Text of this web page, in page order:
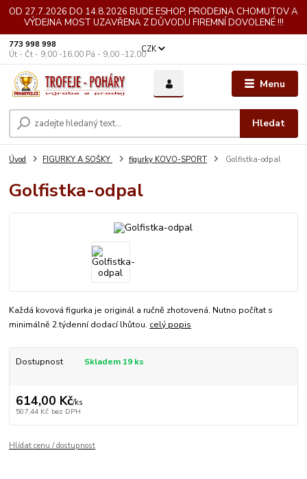
OD 27.7.2026 DO 14.8.2026 BUDE ESHOP, PRODEJNA CHOMUTOV A
VÝDEJNA MOST UZAVŘENA Z DŮVODU FIREMNÍ DOVOLENÉ !!!
Menu
CZK
Hledat
773 998 998
Út - Čt - 9,00 -16,00 Pá - 9,00 -12,00
Úvod FIGURKY A SOŠKY figurky KOVO-SPORT Golfistka-odpal
Golfistka-odpal
Každá kovová figurka je originál a ručně zhotovená. Nutno počítat s
minimálně 2.týdenní dodací lhůtou. celý popis
Dostupnost Skladem 19 ks
614,00 Kč/ks
507,44 Kč bez DPH
Hlídat cenu / dostupnost